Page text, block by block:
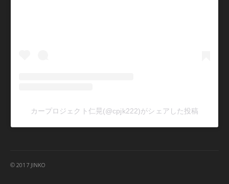
カープロジェクト仁晃(@cpjk222)がシェアした投稿
© 2017 JINKO